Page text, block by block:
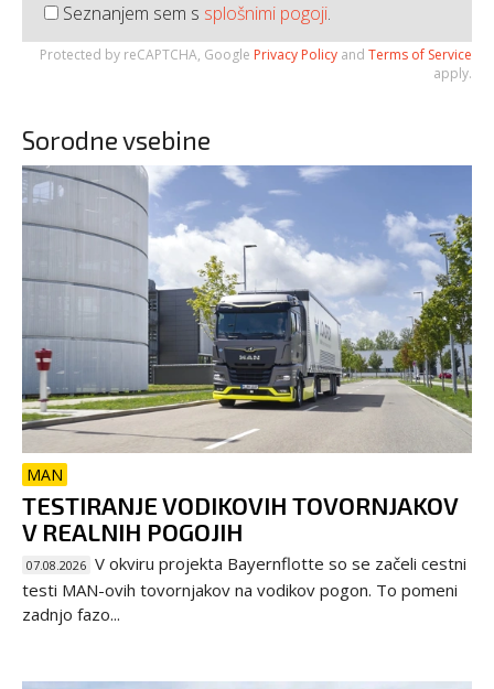
Seznanjem sem s splošnimi pogoji.
Protected by reCAPTCHA, Google Privacy Policy and Terms of Service
apply.
Sorodne vsebine
MAN
TESTIRANJE VODIKOVIH TOVORNJAKOV
V REALNIH POGOJIH
07.08.2026 V okviru projekta Bayernflotte so se začeli cestni
testi MAN-ovih tovornjakov na vodikov pogon. To pomeni
zadnjo fazo...